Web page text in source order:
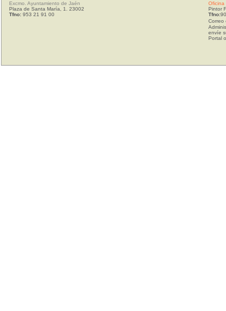
Excmo. Ayuntamiento de Jaén
Plaza de Santa María, 1. 23002
Tfno: 953 21 91 00
Oficina
Pintor
Tfno:
Correo
envíe
Portal